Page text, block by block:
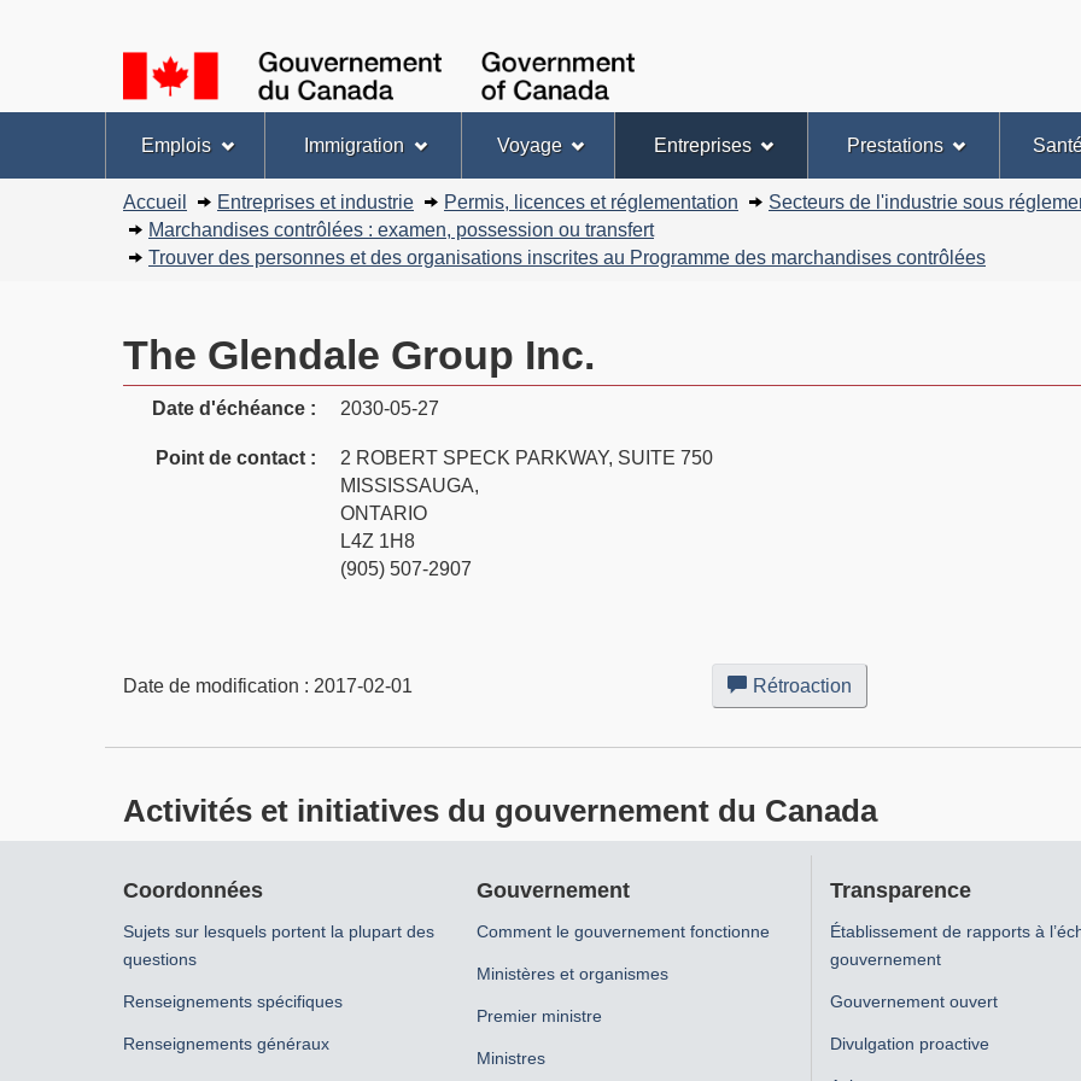
principal
propos
site »
de
la
langue
Gouvernement
Menu
des
sujets
Emplois Immigration Voyage Entreprises Prestations
Accueil Entreprises et industrie Permis, licences et réglementation
Secteurs de l'industrie sous
Marchandises contrôlées : examen, possession ou transfert
Trouver des personnes et des organisations inscrites au Programme des marchandises contrôlées
The Glendale Group Inc.
Date d'échéance : 2030-05-27
Point de contact :
2 ROBERT SPECK PARKWAY, SUITE 750
MISSISSAUGA,
ONTARIO
L4Z 1H8
(905) 507-2907
Date de modification : 2017-02-01 Rétroaction
ce
Activités et initiatives du gouvernement du Canada
propos
de
ce
site
Coordonnées
Sujets sur lesquels portent la plupart des
questions
Renseignements spécifiques
Renseignements généraux
Gouvernement
Comment le gouvernement fonctionne
Ministères et organismes
Premier ministre
Ministres
Transparence
Établissement de rapports à
gouvernement
Gouvernement ouvert
Divulgation proactive